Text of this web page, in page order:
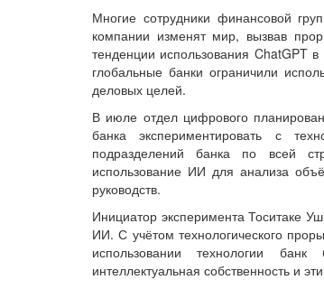
Многие сотрудники финансовой
компании изменят мир, вызвав
тенденции использования ChatGPT
глобальные банки ограничили
деловых целей.
В июле отдел цифрового
банка экспериментировать с
подразделений банка по всей
использование ИИ для анализа
руководств.
Инициатор эксперимента Тоситаке
ИИ. С учётом технологического
использовании технологии
интеллектуальная собственность и